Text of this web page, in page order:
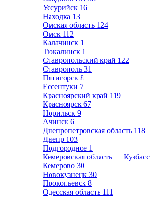
Уссурийск 16
Находка 13
Омская область 124
Омск 112
Калачинск 1
Тюкалинск 1
Ставропольский край 122
Ставрополь 31
Пятигорск 8
Ессентуки 7
Красноярский край 119
Красноярск 67
Норильск 9
Ачинск 6
Днепропетровская область 118
Днепр 103
Подгородное 1
Кемеровская область — Кузбасс
Кемерово 30
Новокузнецк 30
Прокопьевск 8
Одесская область 111